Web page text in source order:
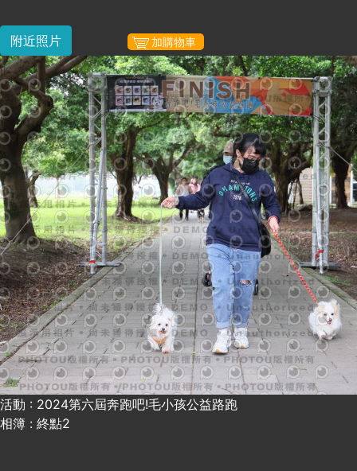
附近照片 加購物車
活動 : 2024第六屆奔跑吧!毛小孩公益路跑
相簿 : 終點2